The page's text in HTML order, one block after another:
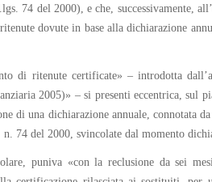
74 del 2000), e che, successivamente,
dovute in base alla dichiarazione
di ritenute certificate» ‒ introdotta
2005)» – si presenti eccentrica,
di una dichiarazione annuale, connotata
74 del 2000, svincolate dal momento
puniva «con la reclusione da sei